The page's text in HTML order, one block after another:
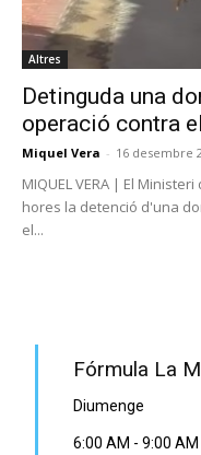
Altres
Detinguda una
operació contra
Miquel Vera - 16 desembre
MIQUEL VERA | El
hores la detenció d'una
el...
Fórmula La
Diumenge
6:00 AM - 9:00 AM